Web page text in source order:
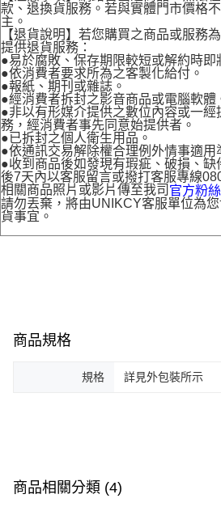
款、退換貨服務。若與實體門市價格
主。
【退貨說明】若您購買之商品或服務
提供退貨服務：
●易於腐敗、保存期限較短或解約時即
●依消費者要求所為之客製化給付。
●報紙、期刊或雜誌。
●經消費者拆封之影音商品或電腦軟體
●非以有形媒介提供之數位內容或一經
務，經消費者事先同意始提供者。
●已拆封之個人衛生用品。
●依通訊交易解除權合理例外情事適用
●收到商品後如發現有瑕疵、破損、
後7天內以客服留言或撥打客服專線
相關商品照片或影片傳至我司 官方粉
請勿丟棄，將由UNIKCY客服單位為
貨事宜。
商品規格
規格 詳見外包裝所示
商品相關分類 (4)